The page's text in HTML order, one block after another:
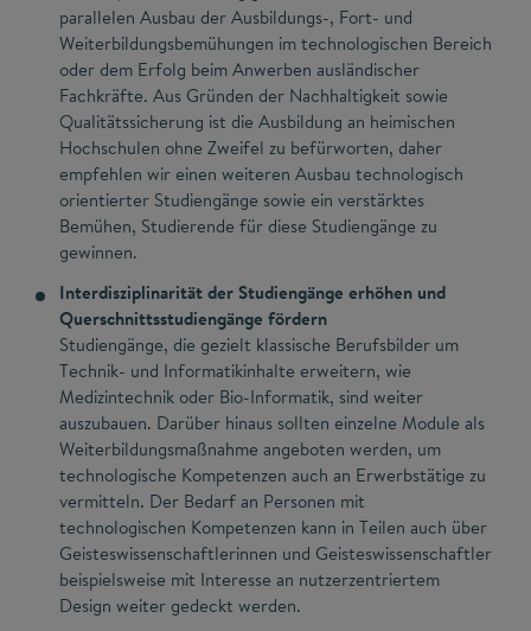
parallelen Ausbau der Ausbildungs-, Fort- und
Weiterbildungsbemühungen im technologischen Bereich
oder dem Erfolg beim Anwerben ausländischer
Fachkräfte. Aus Gründen der Nachhaltigkeit sowie
Qualitätssicherung ist die Ausbildung an heimischen
Hochschulen ohne Zweifel zu befürworten, daher
empfehlen wir einen weiteren Ausbau technologisch
orientierter Studiengänge sowie ein verstärktes
Bemühen, Studierende für diese Studiengänge zu
gewinnen.
Interdisziplinarität der Studiengänge erhöhen und
Querschnittsstudiengänge fördern
Studiengänge, die gezielt klassische Berufsbilder um
Technik- und Informatikinhalte erweitern, wie
Medizintechnik oder Bio-Informatik, sind weiter
auszubauen. Darüber hinaus sollten einzelne Module als
Weiterbildungsmaßnahme angeboten werden, um
technologische Kompetenzen auch an Erwerbstätige zu
vermitteln. Der Bedarf an Personen mit
technologischen Kompetenzen kann in Teilen auch über
Geisteswissenschaftlerinnen und Geisteswissenschaftler
beispielsweise mit Interesse an nutzerzentriertem
Design weiter gedeckt werden.